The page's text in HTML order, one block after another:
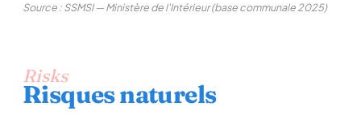
Source : SSMSI — Ministère de l'Intérieur (base communale 2025)
Risks
Risques naturels